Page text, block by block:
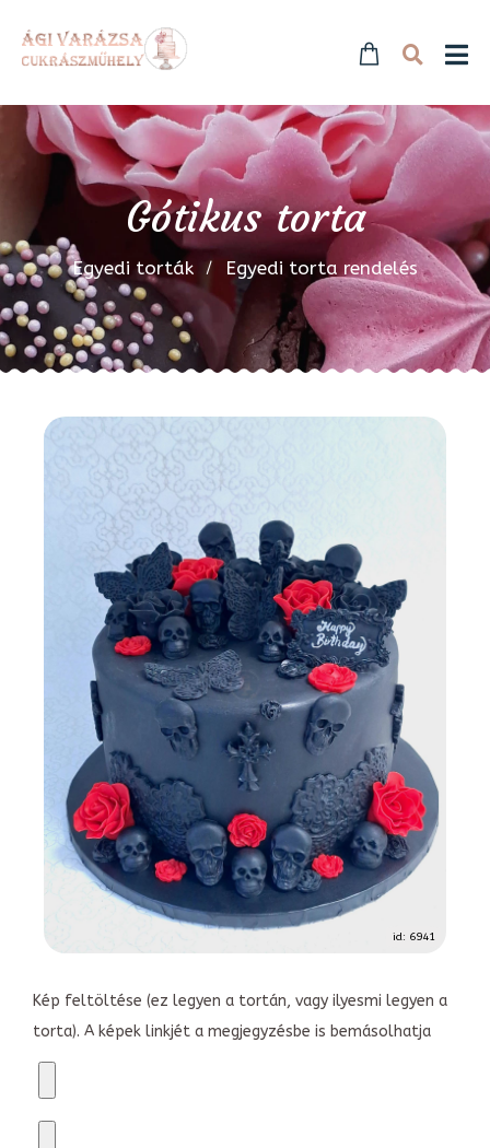
Gótikus torta
Egyedi torták Egyedi torta rendelés
id: 6941
Kép feltöltése (ez legyen a tortán, vagy ilyesmi legyen a
torta). A képek linkjét a megjegyzésbe is bemásolhatja